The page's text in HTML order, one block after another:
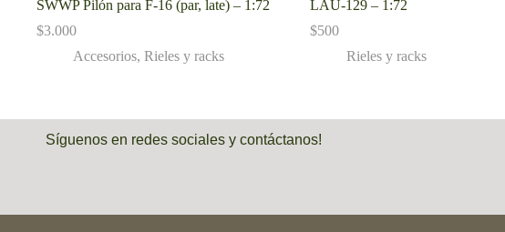
SWWP Pilón para F-16 (par, late) – 1:72
$3.000
Accesorios, Rieles y racks
LAU-129 – 1:72
$500
Rieles y racks
Síguenos en redes sociales y contáctanos!